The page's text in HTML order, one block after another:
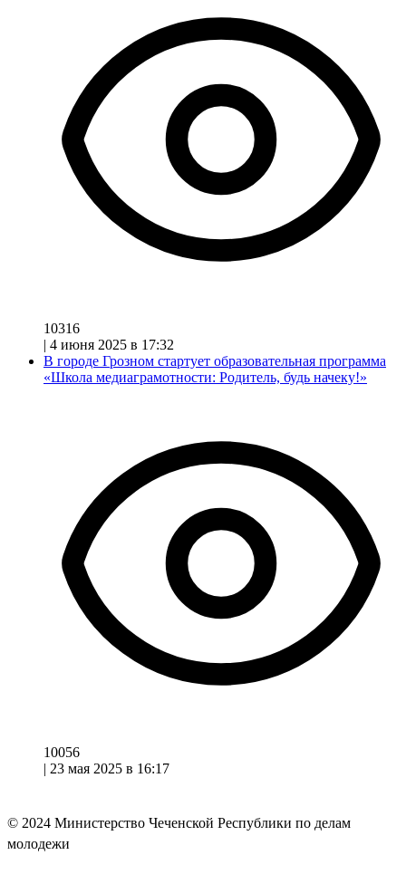
10316
| 4 июня 2025 в 17:32
В городе Грозном стартует образовательная программа
«Школа медиаграмотности: Родитель, будь начеку!»
10056
| 23 мая 2025 в 16:17
© 2024 Министерство Чеченской Республики по делам
молодежи